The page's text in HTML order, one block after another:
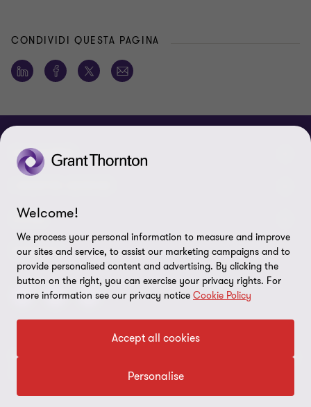
CONDIVIDI QUESTA PAGINA
CHI SIAMO
Chi Siamo
Contattaci
Lavora con noi
I nostri servizi di assurance
I nostri servizi di advisory
I nostri servizi IT & Cloud
LEGAL
Privacy policy
Cookie policy
Site map
Transparency report
SEGUICI
© 2026 Ria Grant Thornton S.p.a - All rights reserved. - C.F. e P.IVA
Welcome!
We process your personal information to measure and improve
our sites and service, to assist our marketing campaigns and to
provide personalised content and advertising. By clicking the
button on the right, you can exercise your privacy rights. For
more information see our privacy notice Cookie Policy
Accept all cookies
Personalise